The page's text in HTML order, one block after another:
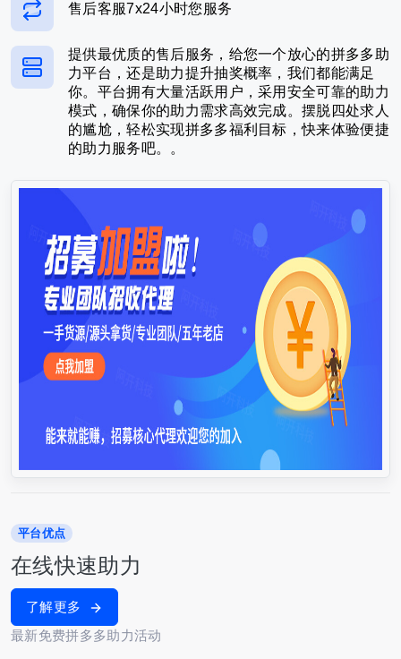
售后客服7x24小时您服务
提供最优质的售后服务，给您一个放心的拼多多助
力平台，还是助力提升抽奖概率，我们都能满足
你。平台拥有大量活跃用户，采用安全可靠的助力
模式，确保你的助力需求高效完成。摆脱四处求人
的尴尬，轻松实现拼多多福利目标，快来体验便捷
的助力服务吧。。
平台优点
在线快速助力
了解更多
最新免费拼多多助力活动